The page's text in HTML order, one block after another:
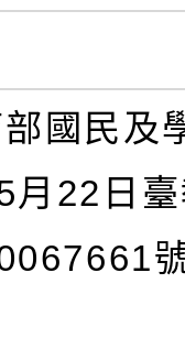
國民及
月22日